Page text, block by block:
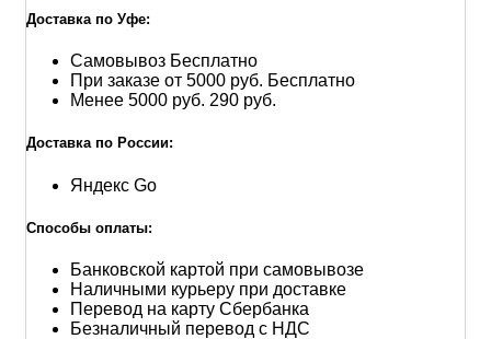
Доставка по Уфе:
Самовывоз Бесплатно
При заказе от 5000 руб. Бесплатно
Менее 5000 руб. 290 руб.
Доставка по России:
Яндекс Go
Способы оплаты:
Банковской картой при самовывозе
Наличными курьеру при доставке
Перевод на карту Сбербанка
Безналичный перевод с НДС